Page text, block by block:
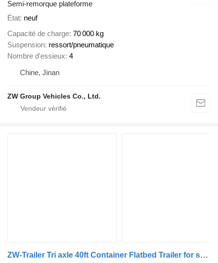
Semi-remorque plateforme
État neuf
Capacité de charge 70 000 kg
Suspension ressort/pneumatique
Nombre d'essieux 4
Chine, Jinan
ZW Group Vehicles Co., Ltd.
ZW-Trailer Tri axle 40ft Container Flatbed Trailer for sale Guyana